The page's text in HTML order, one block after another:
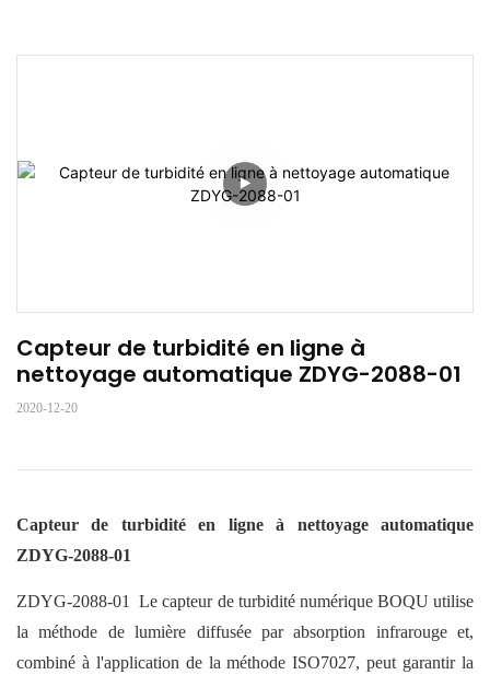
Capteur de turbidité en ligne à
nettoyage automatique ZDYG-2088-01
2020-12-20
Capteur de turbidité en ligne à nettoyage automatique
ZDYG-2088-01
ZDYG-2088-01 Le capteur de turbidité numérique BOQU utilise
la méthode de lumière diffusée par absorption infrarouge et,
combiné à l'application de la méthode ISO7027, peut garantir la